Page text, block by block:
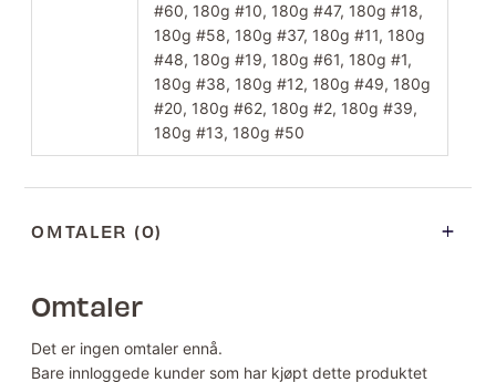
#60, 180g #10, 180g #47, 180g #18,
180g #58, 180g #37, 180g #11, 180g
#48, 180g #19, 180g #61, 180g #1,
180g #38, 180g #12, 180g #49, 180g
#20, 180g #62, 180g #2, 180g #39,
180g #13, 180g #50
OMTALER (0)
Omtaler
Det er ingen omtaler ennå.
Bare innloggede kunder som har kjøpt dette produktet